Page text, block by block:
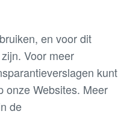
en voor dit
Voor meer
kunt
onze Websites. Meer
de